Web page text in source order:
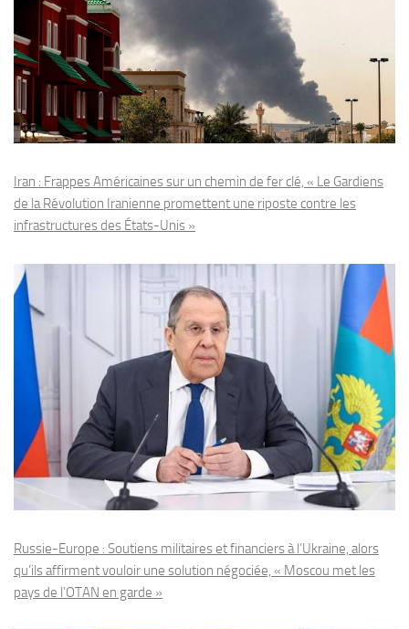
Iran : Frappes Américaines sur un chemin de fer clé, « Le Gardiens
de la Révolution Iranienne promettent une riposte contre les
infrastructures des États-Unis »
Russie-Europe : Soutiens militaires et financiers à l’Ukraine, alors
qu’ils affirment vouloir une solution négociée, « Moscou met les
pays de l’OTAN en garde »